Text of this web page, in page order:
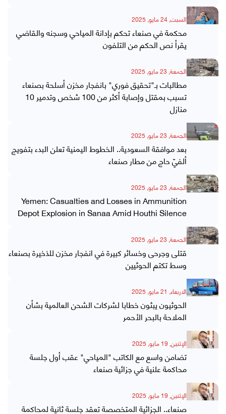
السبت, 24 مايو, 2025
محكمة في صنعاء تحكم بإدانة المياحي وسجنه والقاضي
يقرأ نص الحكم من التلفون
الجمعة, 23 مايو, 2025
مطالبات بـ"تحقيق فوري" بانفجار مخزن أسلحة بصنعاء
تسبب بمقتل وإصابة أكثر من 100 شخص وتدمير 10
منازل
الجمعة, 23 مايو, 2025
بعد موافقة السعودية.. الخطوط اليمنية تعلن البدء بتفويج
ألفيّ حاج من مطار صنعاء
الجمعة, 23 مايو, 2025
Yemen: Casualties and Losses in Ammunition
Depot Explosion in Sanaa Amid Houthi Silence
الجمعة, 23 مايو, 2025
قتلى وجرحى وخسائر كبيرة في انفجار مخزن للذخيرة بصنعاء
وسط تكتم الحوثيين
الاربعاء, 21 مايو, 2025
الحوثيون يبثون خطابا لشركات الشحن العالمية بشأن
الملاحة بالبحر الأحمر
الإثنين, 19 مايو, 2025
تضامن واسع مع الكاتب "المياحي" عقب أول جلسة
محاكمة علنية في جزائية صنعاء
الإثنين, 19 مايو, 2025
صنعاء.. الجزائية المتخصصة تعقد جلسة ثانية لمحاكمة